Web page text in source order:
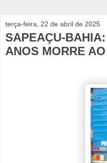
terça-feira, 22 de abril de 2025
SAPEAÇU-
ANOS MORRE